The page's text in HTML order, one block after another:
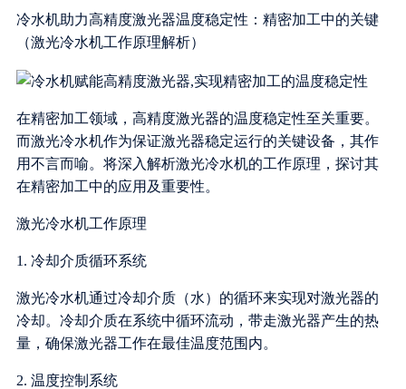
冷水机助力高精度激光器温度稳定性：精密加工中的关键
（激光冷水机工作原理解析）
在精密加工领域，高精度激光器的温度稳定性至关重要。
而激光冷水机作为保证激光器稳定运行的关键设备，其作
用不言而喻。将深入解析激光冷水机的工作原理，探讨其
在精密加工中的应用及重要性。
激光冷水机工作原理
1. 冷却介质循环系统
激光冷水机通过冷却介质（水）的循环来实现对激光器的
冷却。冷却介质在系统中循环流动，带走激光器产生的热
量，确保激光器工作在最佳温度范围内。
2. 温度控制系统